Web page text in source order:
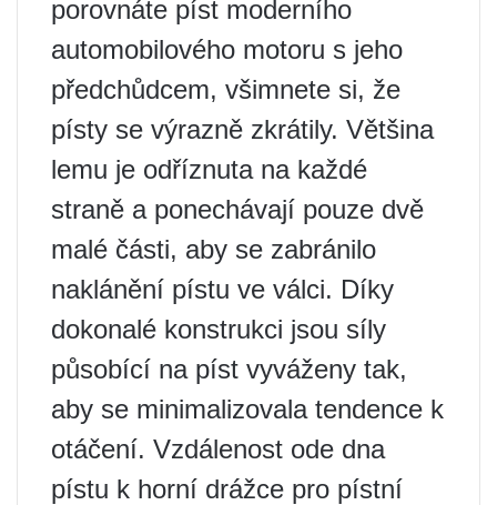
porovnáte píst moderního
automobilového motoru s jeho
předchůdcem, všimnete si, že
písty se výrazně zkrátily. Většina
lemu je odříznuta na každé
straně a ponechávají pouze dvě
malé části, aby se zabránilo
naklánění pístu ve válci. Díky
dokonalé konstrukci jsou síly
působící na píst vyváženy tak,
aby se minimalizovala tendence k
otáčení. Vzdálenost ode dna
pístu k horní drážce pro pístní